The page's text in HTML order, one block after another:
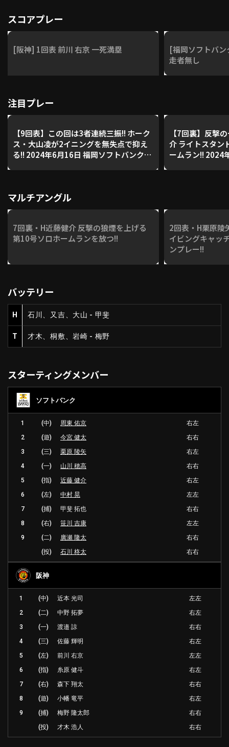
スコアプレー
[阪神] 1回表 前川 右京 一死満塁
[福岡ソフトバン
走者無し
注目プレー
【9回表】この回は3者連続三振!! ホーク
ス・大山凌が2イニングを無失点で抑え
る!! 2024年6月16日 福岡ソフトバンクホ
【7回裏】反撃
介 ライトスタン
ームラン!! 2024年6月16日 福岡ソフトバ
マルチアングル
7回裏・H近藤健介 反撃の狼煙を上げる
第10号ソロホームランを放つ!!
2回表・H栗原陵
イビングキャッ
ンプレー!!
バッテリー
H 石川、又吉、大山 - 甲斐
T 才木、桐敷、岩崎 - 梅野
スターティングメンバー
ソフトバンク
1 (中) 周東 佑京
右左
2
(遊) 今宮 健太
右右
3
(三) 栗原 陵矢
右左
4
(一) 山川 穂高
右右
5
(指) 近藤 健介
右左
6
(左) 中村 晃
左左
7
(捕) 甲斐 拓也
右右
8
(右) 笹川 吉康
左左
9
(二) 廣瀬 隆太
右右
(投)
石川 柊太 右右
阪神
1 (中) 近本 光司
左左
2
(二) 中野 拓夢
右左
3
(一) 渡邉 諒
右右
4
(三) 佐藤 輝明
右左
5
(左) 前川 右京
左左
6
(指) 糸原 健斗
右左
7
(右) 森下 翔太
右右
8
(遊) 小幡 竜平
右左
9
(捕) 梅野 隆太郎
右右
(投)
才木 浩人 右右